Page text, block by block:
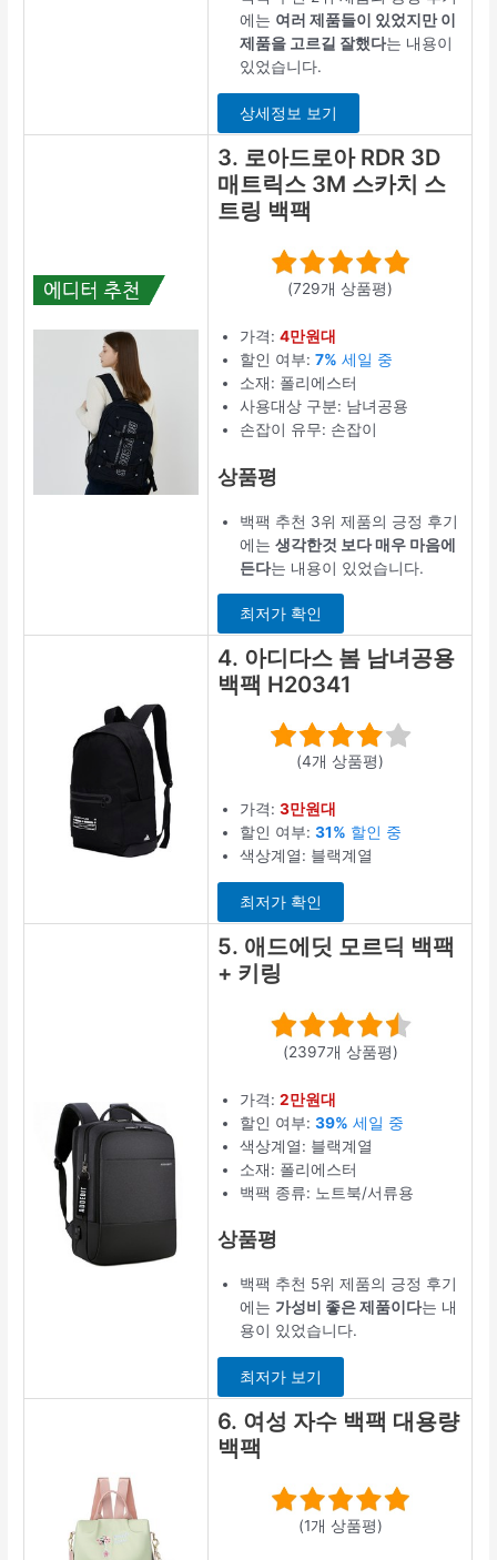
에는 여러 제품들이 있었지만 이
제품을 고르길 잘했다는 내용이
있었습니다.
상세정보 보기
3. 로아드로아 RDR 3D
매트릭스 3M 스카치 스
트링 백팩
(729개 상품평)
가격:4만원대
할인 여부:7% 세일 중
소재: 폴리에스터
사용대상 구분: 남녀공용
손잡이 유무: 손잡이
상품평
백팩 추천 3위 제품의 긍정 후기
에는생각한것 보다 매우 마음에
든다는 내용이 있었습니다.
최저가 확인
4. 아디다스 봄 남녀공용
백팩 H20341
(4개 상품평)
가격:3만원대
할인 여부:31% 할인 중
색상계열: 블랙계열
최저가 확인
5. 애드에딧 모르딕 백팩
+ 키링
(2397개 상품평)
가격:2만원대
할인 여부:39% 세일 중
색상계열: 블랙계열
소재: 폴리에스터
백팩 종류: 노트북/서류용
상품평
백팩 추천 5위 제품의 긍정 후기
에는 가성비 좋은 제품이다는 내
용이 있었습니다.
최저가 보기
6. 여성 자수 백팩 대용량
백팩
(1개 상품평)